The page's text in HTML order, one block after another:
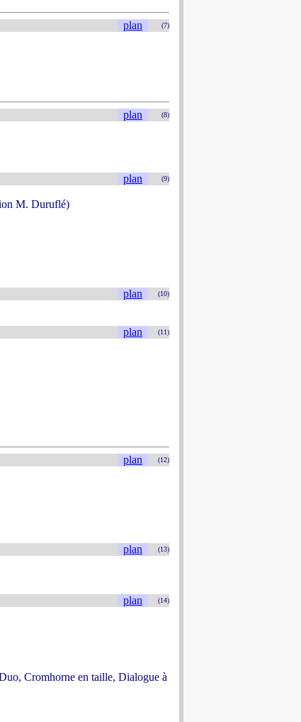
plan (7)
plan (8)
plan (9)
M. Duruflé)
plan (10)
plan (11)
plan (12)
plan (13)
plan (14)
Cromhorne en taille, Dialogue à